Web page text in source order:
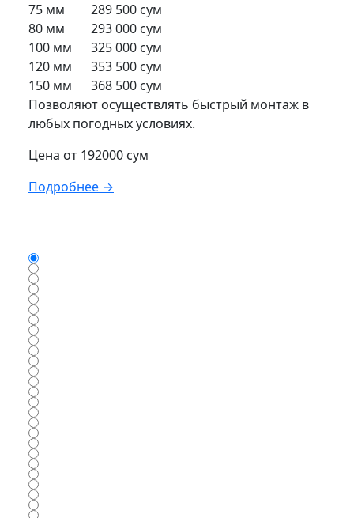
75 мм
289 500 сум
80 мм
293 000 сум
100 мм
325 000 сум
120 мм
353 500 сум
150 мм
368 500 сум
Позволяют осуществлять быстрый монтаж в
любых погодных условиях.
Цена от 192000 сум
Подробнее →